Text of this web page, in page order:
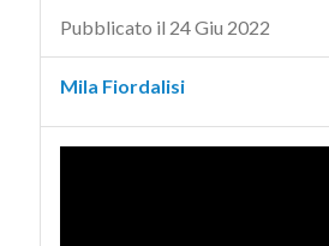
Pubblicato il 24 Giu 2022
Mila Fiordalisi